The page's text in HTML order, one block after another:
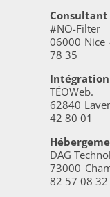
Consultant
#NO-Filter
06000 Nice
78 35
TÉOWeb.
62840
42 80 01
DAG
73000
82 57 08 32